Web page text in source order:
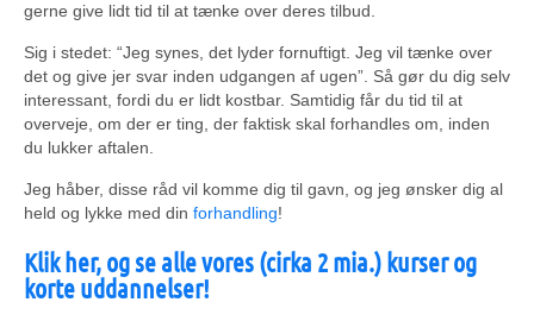
gerne give lidt tid til at tænke over deres tilbud.
Sig i stedet: “Jeg synes, det lyder fornuftigt. Jeg vil tænke over
det og give jer svar inden udgangen af ugen”. Så gør du dig selv
interessant, fordi du er lidt kostbar. Samtidig får du tid til at
overveje, om der er ting, der faktisk skal forhandles om, inden
du lukker aftalen.
Jeg håber, disse råd vil komme dig til gavn, og jeg ønsker dig al
held og lykke med din forhandling!
Klik her, og se alle vores (cirka 2 mia.) kurser og
korte uddannelser!